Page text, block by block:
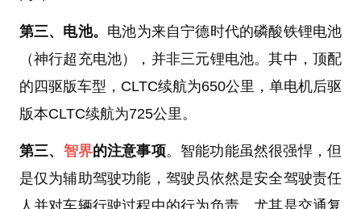
第三、电池。 电池为来自宁德时代的磷酸铁锂电池
（神行超充电池），并非三元锂电池。其中，顶配
的四驱版车型，CLTC续航为650公里，单电机后驱
版本CLTC续航为725公里。
第三、 智界的注意事项。智能功能虽然很强悍，但
是仅为辅助驾驶功能，驾驶员依然是安全驾驶责任
人并对车辆行驶过程中的行为负责。尤其是交通复